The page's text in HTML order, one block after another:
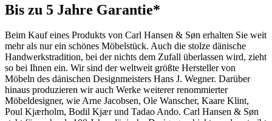
Bis zu 5 Jahre Garantie*
Beim Kauf eines Produkts von Carl Hansen & Søn erhalten Sie weit
mehr als nur ein schönes Möbelstück. Auch die stolze dänische
Handwerkstradition, bei der nichts dem Zufall überlassen wird, zieht
so bei Ihnen ein. Wir sind der weltweit größte Hersteller von
Möbeln des dänischen Designmeisters Hans J. Wegner. Darüber
hinaus produzieren wir auch Werke weiterer renommierter
Möbeldesigner, wie Arne Jacobsen, Ole Wanscher, Kaare Klint,
Poul Kjærholm, Bodil Kjær und Tadao Ando. Carl Hansen & Søn